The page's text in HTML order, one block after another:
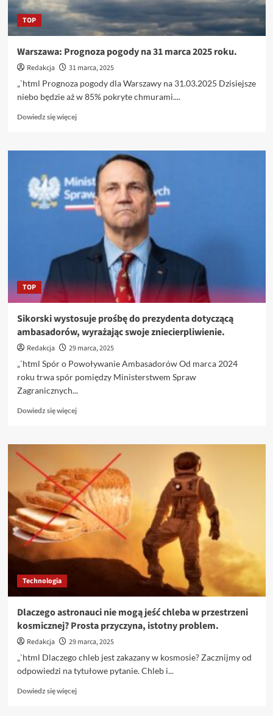
celnych
w
TOP
Warszawa: Prognoza pogody na 31 marca 2025 roku.
Redakcja
31 marca, 2025
„`html Prognoza pogody dla Warszawy na 31.03.2025 Dzisiejsze
niebo będzie aż w 85% pokryte chmurami....
Dowiedz się więcejDowiedz
o
Warszawa:
Prognoza
pogody
na
31
marca
TOP
Sikorski wystosuje prośbę do prezydenta dotyczącą
ambasadorów, wyrażając swoje zniecierpliwienie.
Redakcja
29 marca, 2025
„`html Spór o Powoływanie Ambasadorów Od marca 2024
roku trwa spór pomiędzy Ministerstwem Spraw
Zagranicznych...
Dowiedz się więcejDowiedz
o
wystosuje
prośbę
do
prezydenta
dotyczącą
ambasadorów,
wyrażając
zniecierpliwienie.
Technologia
Dlaczego astronauci nie mogą jeść chleba w przestrzeni
kosmicznej? Prosta przyczyna, istotny problem.
Redakcja
29 marca, 2025
„`html Dlaczego chleb jest zakazany w kosmosie? Zacznijmy od
odpowiedzi na tytułowe pytanie. Chleb i...
Dowiedz się więcejDowiedz